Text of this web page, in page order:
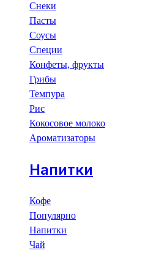
Снеки
Пасты
Соусы
Специи
Конфеты, фрукты
Грибы
Темпура
Рис
Кокосовое молоко
Ароматизаторы
Напитки
Кофе
Популярно
Напитки
Чай